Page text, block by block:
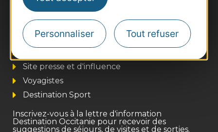
Personnaliser Tout refuser
Thermalisme
Business/Mice
Site presse et d'influence
Voyagistes
Destination Sport
Inscrivez-vous à la lettre d'information
Destination Occitanie pour recevoir des
suggestions de séjours, de visites et de sorties.